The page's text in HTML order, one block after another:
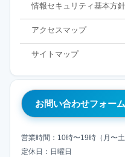
情報セキュリティ基本方針
アクセスマップ
サイトマップ
お問い合わせフォーム
営業時間：10時〜19時（月〜土
定休日：日曜日